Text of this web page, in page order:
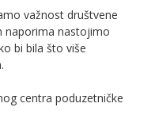
važnost društvene
naporima nastojimo
bi bila što više
centra poduzetničke